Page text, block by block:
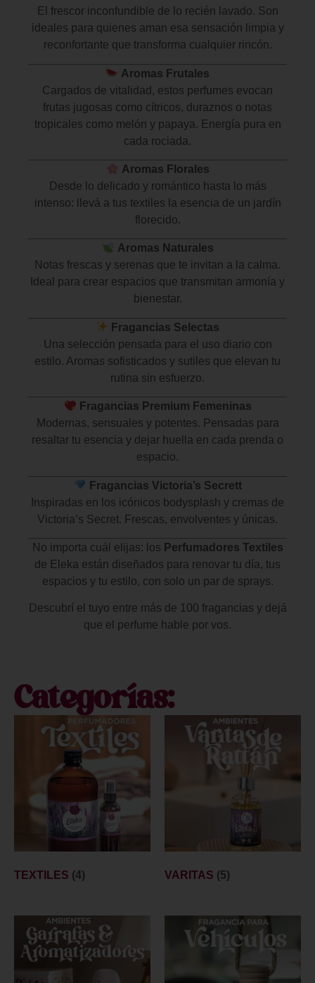
El frescor inconfundible de lo recién lavado. Son
ideales para quienes aman esa sensación limpia y
reconfortante que transforma cualquier rincón.
Aromas Frutales
Cargados de vitalidad, estos perfumes evocan
frutas jugosas como cítricos, duraznos o notas
tropicales como melón y papaya. Energía pura en
cada rociada.
Aromas Florales
Desde lo delicado y romántico hasta lo más
intenso: llevá a tus textiles la esencia de un jardín
florecido.
Aromas Naturales
Notas frescas y serenas que te invitan a la calma.
Ideal para crear espacios que transmitan armonía y
bienestar.
Fragancias Selectas
Una selección pensada para el uso diario con
estilo. Aromas sofisticados y sutiles que elevan tu
rutina sin esfuerzo.
Fragancias Premium Femeninas
Modernas, sensuales y potentes. Pensadas para
resaltar tu esencia y dejar huella en cada prenda o
espacio.
Fragancias Victoria’s Secrett
Inspiradas en los icónicos bodysplash y cremas de
Victoria’s Secret. Frescas, envolventes y únicas.
No importa cuál elijas: los Perfumadores Textiles
de Eleka están diseñados para renovar tu día, tus
espacios y tu estilo, con solo un par de sprays.
Descubrí el tuyo entre más de 100 fragancias y dejá
que el perfume hable por vos.
Categorías:
TEXTILES (4) VARITAS (5)